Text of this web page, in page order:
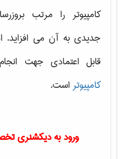
کامپیوتر را مرتب
جدیدی به آن می افزاید.
قابل اعتمادی جهت انجام
کامپیوتراست.
ورود به دیکشنری